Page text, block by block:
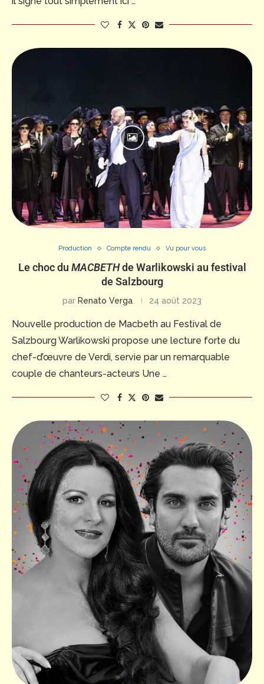
Production Compte rendu Vu pour vous
Le choc du MACBETHde Warlikowski au festival
de Salzbourg
par Renato Verga 24 août 2023
Nouvelle production de Macbeth au Festival de
Salzbourg Warlikowski propose une lecture forte du
chef-d’œuvre de Verdi, servie par un remarquable
couple de chanteurs-acteurs Une …